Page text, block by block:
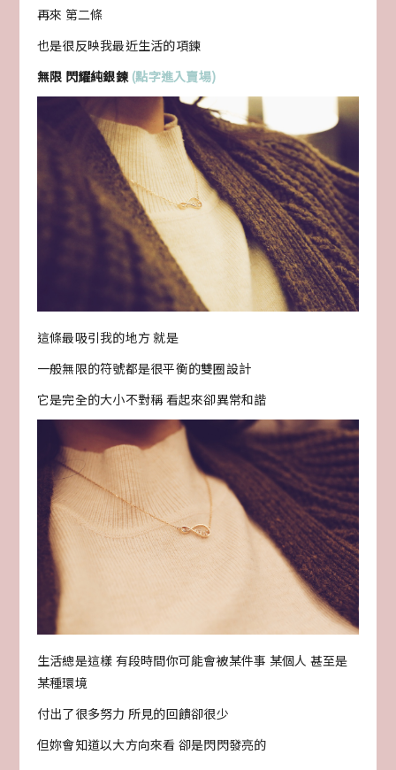
再來 第二條
也是很反映我最近生活的項鍊
無限 閃耀純銀鍊 (點字進入賣場)
這條最吸引我的地方 就是
一般無限的符號都是很平衡的雙圈設計
它是完全的大小不對稱 看起來卻異常和諧
生活總是這樣 有段時間你可能會被某件事 某個人 甚至是
某種環境
付出了很多努力 所見的回饋卻很少
但妳會知道以大方向來看 卻是閃閃發亮的